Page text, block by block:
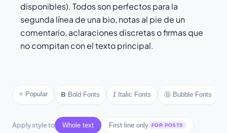
disponibles). Todos son perfectos para la
segunda línea de una bio, notas al pie de un
comentario, aclaraciones discretas o firmas que
no compitan con el texto principal.
⭐ Popular 𝗕 Bold Fonts 𝘐 Italic Fonts Ⓑ Bubble Fonts
Apply style to Whole text First line only FOR POSTS